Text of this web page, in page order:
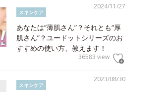
2024/11/27
スキンケア
あなたは“薄肌さん”？それとも“厚
肌さん”？ユードットシリーズのお
すすめの使い方、教えます！
36583 view
2023/08/30
スキンケア